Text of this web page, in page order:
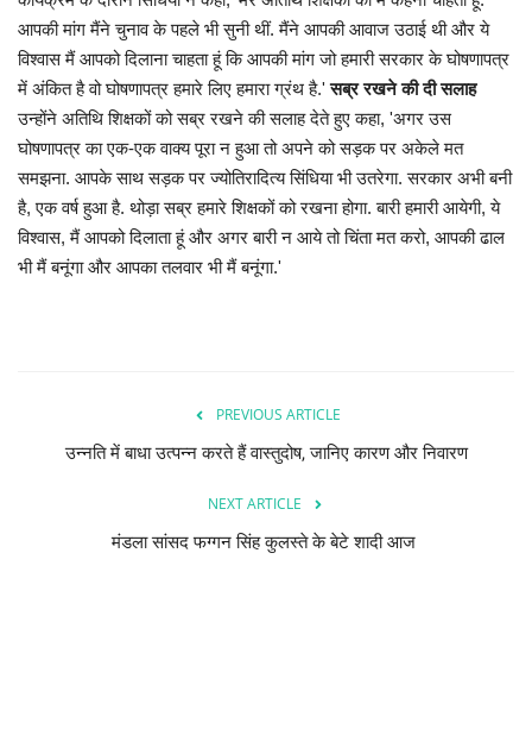
राशिफल
संपर्क
आपकी मांग मैंने चुनाव के पहले भी सुनी थीं. मैंने आपकी आवाज उठाई थी और ये
विश्वास मैं आपको दिलाना चाहता हूं कि आपकी मांग जो हमारी सरकार के घोषणापत्र
में अंकित है वो घोषणापत्र हमारे लिए हमारा ग्रंथ है.'सब्र रखने की दी सलाह
उन्होंने अतिथि शिक्षकों को सब्र रखने की सलाह देते हुए कहा, 'अगर उस
घोषणापत्र का एक-एक वाक्य पूरा न हुआ तो अपने को सड़क पर अकेले मत
समझना. आपके साथ सड़क पर ज्योतिरादित्य सिंधिया भी उतरेगा. सरकार अभी बनी
है, एक वर्ष हुआ है. थोड़ा सब्र हमारे शिक्षकों को रखना होगा. बारी हमारी आयेगी, ये
विश्वास, मैं आपको दिलाता हूं और अगर बारी न आये तो चिंता मत करो, आपकी ढाल
भी मैं बनूंगा और आपका तलवार भी मैं बनूंगा.'
PREVIOUS ARTICLE
उन्नति में बाधा उत्पन्न करते हैं वास्तुदोष, जानिए कारण और निवारण
NEXT ARTICLE
मंडला सांसद फग्गन सिंह कुलस्ते के बेटे शादी आज